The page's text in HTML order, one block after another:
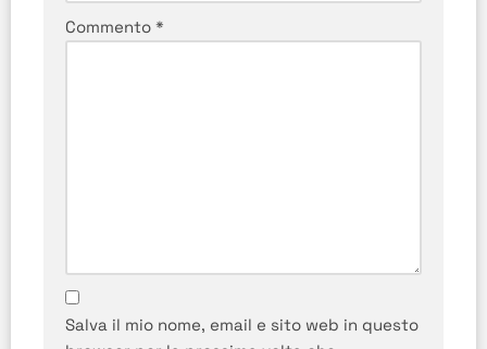
Commento *
Salva il mio nome, email e sito web in questo